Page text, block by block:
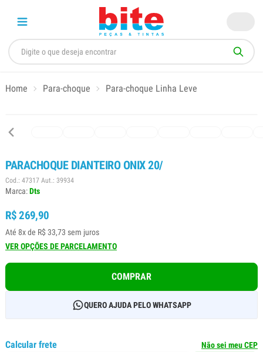
Home Para-choque Para-choque Linha Leve
PARACHOQUE DIANTEIRO ONIX 20/
Cod.: 47317 Aut.: 39934
Marca:Dts
R$ 269,90
Até 8x de R$ 33,73 sem juros
VER OPÇÕES DE PARCELAMENTO
COMPRAR
QUERO AJUDA PELO WHATSAPP
Calcular frete Não sei meu CEP